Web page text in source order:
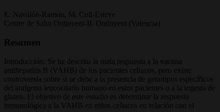
E. Navalón-Ramon, M. Coll-Esteve
Centre de Salut Ontinyent-II. Ontinyent (Valencia)
Resumen
Introducción:
Se ha descrito la mala respuesta a la vacuna
antihepatitis B (VAHB) de los pacientes celiacos, pero existe
controversia sobre si se debe a la presencia de genotipos específicos
del antígeno leucocitario humano en estos pacientes o a la ingesta de
gluten. El objetivo de este estudio es determinar la respuesta
inmunológica a la VAHB en niños celiacos en relación con el